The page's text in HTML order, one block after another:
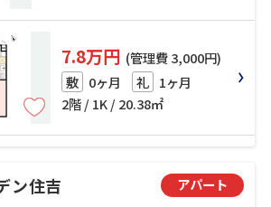
7.8万円 (管理費 3,000円)
敷 0ヶ月 礼 1ヶ月
2階 / 1K / 20.38㎡
ン住吉 アパート